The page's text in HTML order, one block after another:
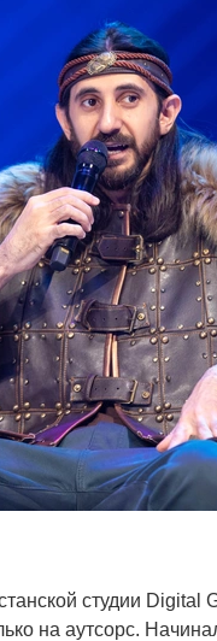
студии Digital
на аутсорс.